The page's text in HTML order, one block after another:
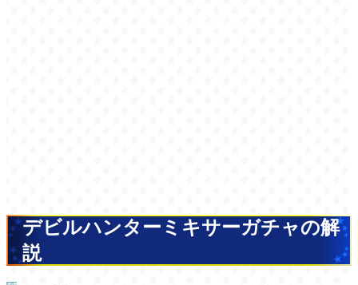
デビルハンターミキサーガチャの解
説